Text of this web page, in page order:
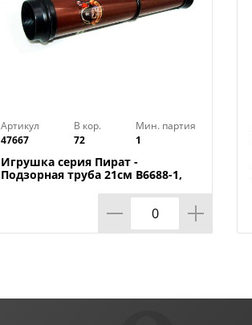
Артикул
47667
В кор.
72
Мин. партия
1
Игрушка серия Пират -
Подзорная труба 21см В6688-1,